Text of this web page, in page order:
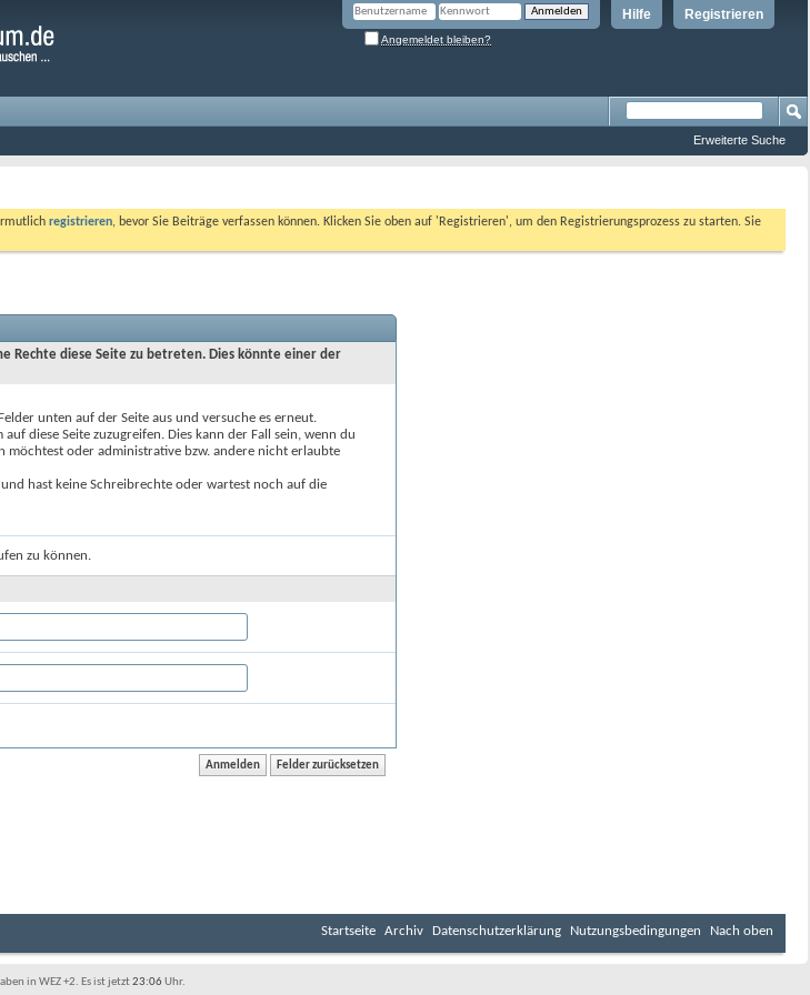
Registrieren
Hilfe
Angemeldet bleiben?
Erweiterte Suche
registrieren, bevor Sie Beiträge verfassen können. Klicken Sie oben auf 'Registrieren', um den Registrierungsprozess zu starten. Sie
Rechte diese Seite zu betreten. Dies könnte einer der
unten auf der Seite aus und versuche es erneut.
diese Seite zuzugreifen. Dies kann der Fall sein, wenn du
möchtest oder administrative bzw. andere nicht erlaubte
hast keine Schreibrechte oder wartest noch auf die
zu können.
Startseite Archiv Datenschutzerklärung Nutzungsbedingungen Nach oben
in WEZ +2. Es ist jetzt23:06Uhr.